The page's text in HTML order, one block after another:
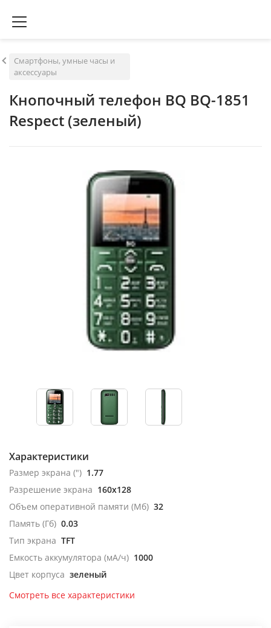
Смартфоны, умные часы и
аксессуары
Кнопочный телефон BQ BQ-1851
Respect (зеленый)
Характеристики
Размер экрана (") 1.77
Разрешение экрана 160x128
Объем оперативной памяти (Мб) 32
Память (Гб) 0.03
Тип экрана TFT
Емкость аккумулятора (мА/ч) 1000
Цвет корпуса зеленый
Смотреть все характеристики